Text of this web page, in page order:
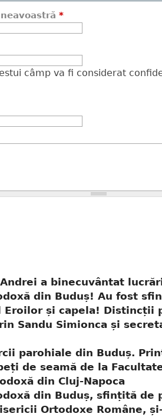
*
câmp va fi considerat
a binecuvântat
din Buduș! Au fost
Eroilor și capela! Distincții
Sandu Simionca și
parohiale din Buduș.
de seamă de la
din Cluj-Napoca
din Buduș, sfințită de
Ortodoxe Române,